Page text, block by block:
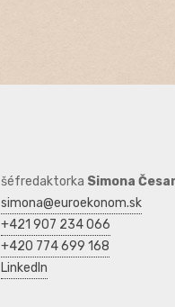
šéfredaktorka Simona
simona@euroekonom.sk
+421 907 234 066
+420 774 699 168
LinkedIn